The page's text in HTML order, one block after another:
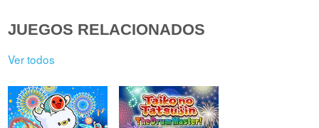
JUEGOS RELACIONADOS
Ver todos